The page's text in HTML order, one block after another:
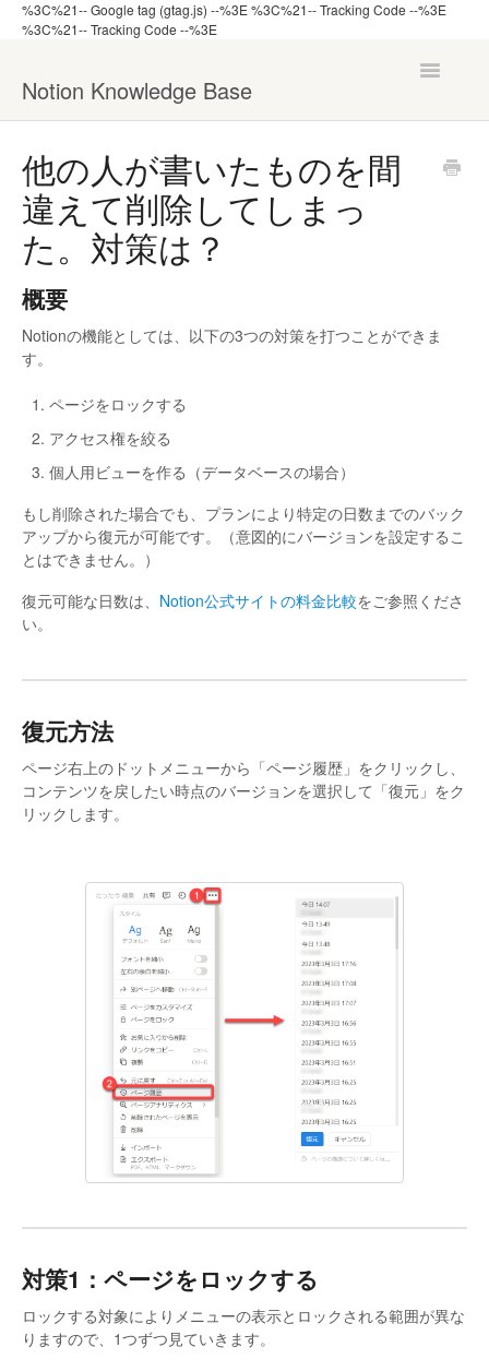
%3C%21-- Google tag (gtag.js) --%3E%3C%21-- Tracking Code --%3E
%3C%21-- Tracking Code --%3E
Notion Knowledge Base
Toggle
機能から探す
管理者向け
他の人が書いたものを間
違えて削除してしまっ
た。対策は？
概要
Notionの機能としては、以下の3つの対策を打つことができま
す。
ページをロックする
アクセス権を絞る
個人用ビューを作る（データベースの場合）
もし削除された場合でも、プランにより特定の日数までのバック
アップから復元が可能です。（意図的にバージョンを設定するこ
とはできません。）
復元可能な日数は、 Notion公式サイトの料金比較をご参照くださ
い。
復元方法
ページ右上のドットメニューから「ページ履歴」をクリックし、
コンテンツを戻したい時点のバージョンを選択して「復元」をク
リックします。
対策1：ページをロックする
ロックする対象によりメニューの表示とロックされる範囲が異な
りますので、1つずつ見ていきます。